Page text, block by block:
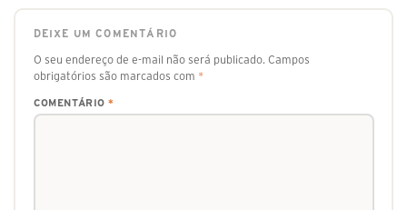
DEIXE UM COMENTÁRIO
O seu endereço de e-mail não será publicado. Campos
obrigatórios são marcados com *
COMENTÁRIO *